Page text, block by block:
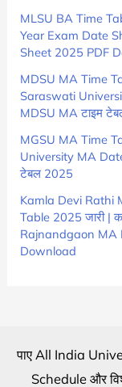
MLSU BA Time
Year Exam Date
Sheet 2025 PDF
MDSU MA Time
Saraswati
MDSU MA टाइम
MGSU MA Time
University MA
टेबल 2025
Kamla Devi Rathi
Table 2025 जारी |
Rajnandgaon MA
Download
पाए All India
Schedule और